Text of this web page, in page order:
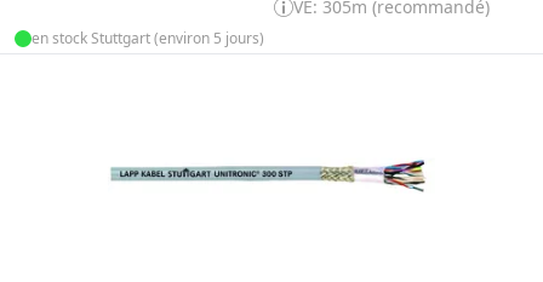
VE: 305m (recommandé)
en stock Stuttgart (environ 5 jours)